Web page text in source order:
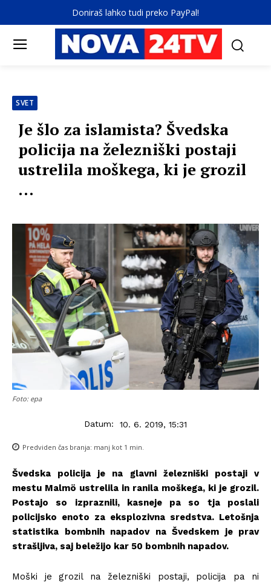
Doniraš lahko tudi preko PayPal!
SVET
Je šlo za islamista? Švedska
policija na železniški postaji
ustrelila moškega, ki je grozil
…
Foto: epa
Datum: 10. 6. 2019, 15:31
Predviden čas branja: manj kot 1 min.
Švedska policija je na glavni železniški postaji v
mestu Malmö ustrelila in ranila moškega, ki je grozil.
Postajo so izpraznili, kasneje pa so tja poslali
policijsko enoto za eksplozivna sredstva. Letošnja
statistika bombnih napadov na Švedskem je prav
strašljiva, saj beležijo kar 50 bombnih napadov.
Moški je grozil na železniški postaji, policija pa ni